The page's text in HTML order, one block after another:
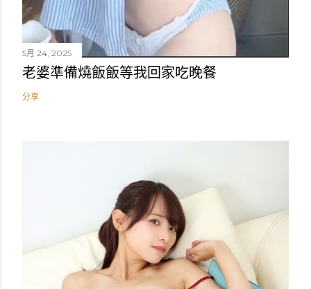
5月 24, 2025
老婆準備燒飯飯等我回家吃晚餐
分享